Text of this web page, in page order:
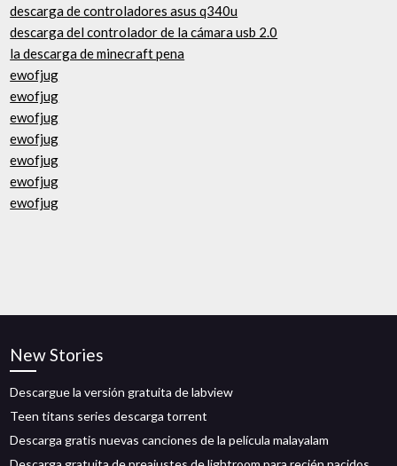
descarga de controladores asus q340u
descarga del controlador de la cámara usb 2.0
la descarga de minecraft pena
ewofjug
ewofjug
ewofjug
ewofjug
ewofjug
ewofjug
ewofjug
New Stories
Descargue la versión gratuita de labview
Teen titans series descarga torrent
Descarga gratis nuevas canciones de la película malayalam